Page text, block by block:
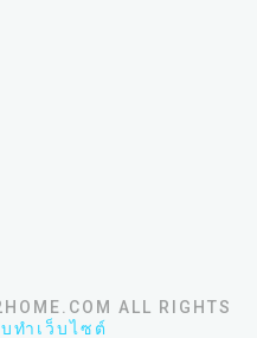
ALL RIGHTS
ทำเว็บไซต์